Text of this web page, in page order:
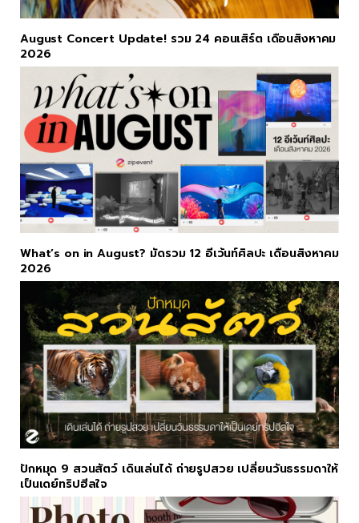
August Concert Update! รวม 24 คอนเสิร์ต เดือนสิงหาคม
2026
What’s on in August? มัดรวม 12 อีเว้นท์ศิลปะ เดือนสิงหาคม
2026
ปักหมุด 9 สวนสัตว์ เดินเล่นได้ ถ่ายรูปสวย เปลี่ยนวันธรรมดาให้
เป็นเดย์ทริปฮีลใจ